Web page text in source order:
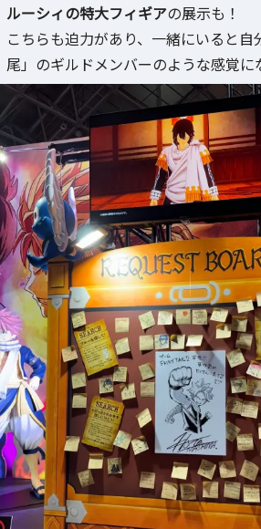
ルーシィの特大フィギアの展示も！
こちらも迫力があり、一緒にいると
尾」のギルドメンバーのような感覚に